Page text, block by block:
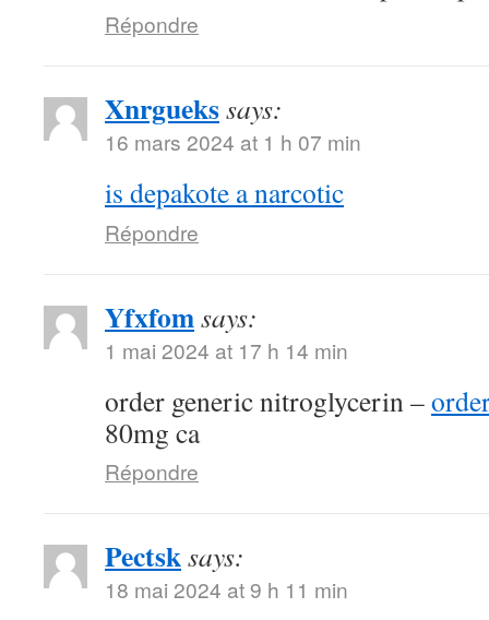
Répondre
Xnrguekssays:
16 mars 2024 at 1 h 07 min
is depakote a narcotic
Répondre
Yfxfomsays:
1 mai 2024 at 17 h 14 min
order generic nitroglycerin –
80mg ca
Répondre
Pectsksays:
18 mai 2024 at 9 h 11 min